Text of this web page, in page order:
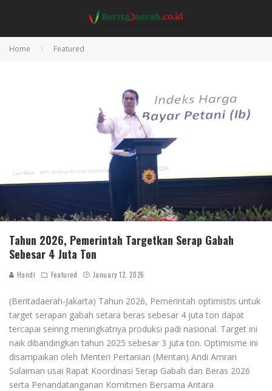
Home Featured
Tahun 2026, Pemerintah Targetkan Serap Gabah
Sebesar 4 Juta Ton
Handi Featured January 12, 2026
(Beritadaerah-Jakarta) Tahun 2026, Pemerintah optimistis untuk
target serapan gabah setara beras sebesar 4 juta ton dapat
tercapai seiring meningkatnya produksi padi nasional. Target ini
naik dibandingkan tahun 2025 sebesar 3 juta ton. Optimisme ini
disampaikan oleh Menteri Pertanian (Mentan) Andi Amran
Sulaiman usai Rapat Koordinasi Serap Gabah dan Beras 2026
serta Penandatanganan Komitmen Bersama Antara